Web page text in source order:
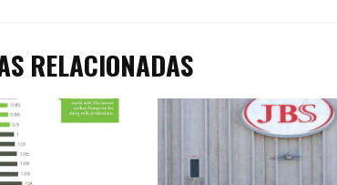
RELACIONADAS